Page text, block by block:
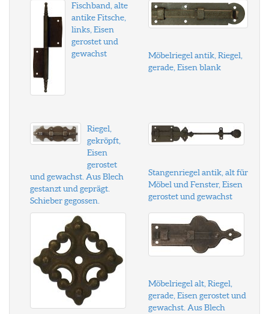
Fischband, alte
antike Fitsche,
links, Eisen
gerostet und
gewachst
Möbelriegel antik, Riegel,
gerade, Eisen blank
Riegel,
gekröpft,
Eisen
gerostet
und gewachst. Aus Blech
gestanzt und geprägt.
Schieber gegossen.
Stangenriegel antik, alt für
Möbel und Fenster, Eisen
gerostet und gewachst
Möbelriegel alt, Riegel,
gerade, Eisen gerostet und
gewachst. Aus Blech